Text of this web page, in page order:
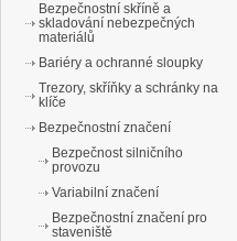
Bezpečnostní skříně a
skladování nebezpečných
materiálů
Bariéry a ochranné sloupky
Trezory, skříňky a schránky na
klíče
Bezpečnostní značení
Bezpečnost silničního
provozu
Variabilní značení
Bezpečnostní značení pro
staveniště